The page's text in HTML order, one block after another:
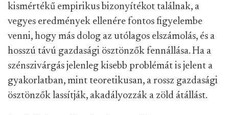
kismértékű empirikus bizonyítékot találnak, a
vegyes eredmények ellenére fontos figyelembe
venni, hogy más dolog az utólagos elszámolás, és a
hosszú távú gazdasági ösztönzők fennállása. Ha a
szénszivárgás jelenleg kisebb problémát is jelent a
gyakorlatban, mint teoretikusan, a rossz gazdasági
ösztönzők lassítják, akadályozzák a zöld átállást.